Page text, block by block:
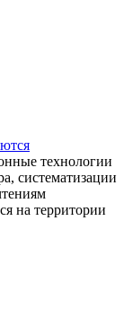
технологии
систематизации
на территории